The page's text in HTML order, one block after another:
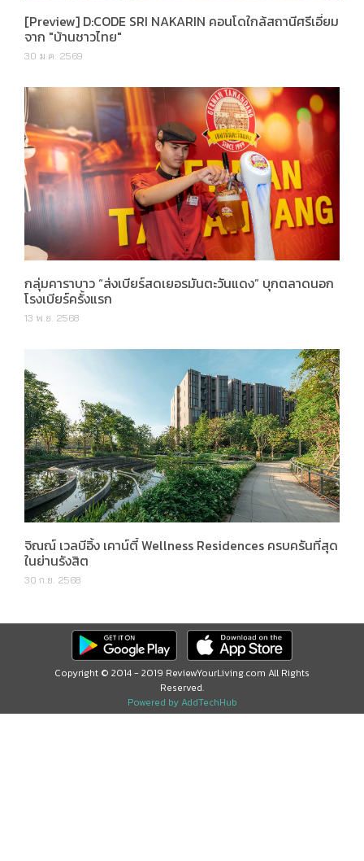
[Preview] D:CODE SRI NAKARIN คอนโดใกล้สถานีศรีเอี่ยม
จาก "บ้านชาวไทย"
30 ม.ค. 2569
กลุ่มคาราบาว “ส่งเบียร์สดเยอรมันตะวันแดง” บุกตลาดนอก
โรงเบียร์ครั้งแรก
13 พ.ย. 2568
จิณณ์ เวลบีอิ้ง เคาน์ตี้ Wellness Residences ครบครันที่สุด
ในย่านรังสิต
30 ก.ย. 2568
Copyright © 2014 - 2019 ReviewYourLiving.com All Rights
Reserved.
Powered by AddTechHub